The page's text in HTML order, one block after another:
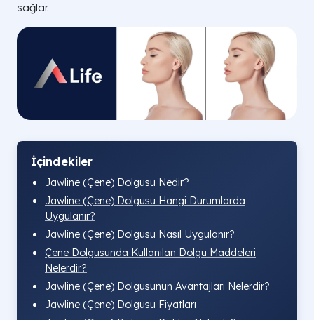
sağlar.
İçindekiler
Jawline (Çene) Dolgusu Nedir?
Jawline (Çene) Dolgusu Hangi Durumlarda
Uygulanır?
Jawline (Çene) Dolgusu Nasıl Uygulanır?
Çene Dolgusunda Kullanılan Dolgu Maddeleri
Nelerdir?
Jawline (Çene) Dolgusunun Avantajları Nelerdir?
Jawline (Çene) Dolgusu Fiyatları